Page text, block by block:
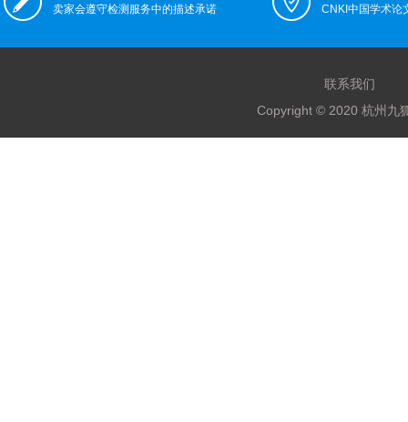
卖家会遵守检测服务中的描述承诺 CNKI中国学术论
联系我们
Copyright © 2020 杭州九